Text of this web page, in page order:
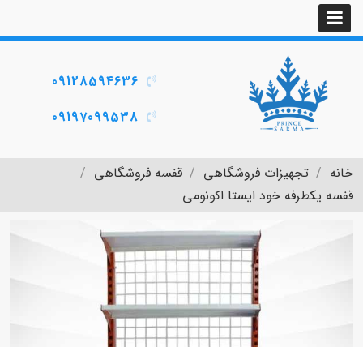
09128594636
09197099538
خانه تجهیزات فروشگاهی
قفسه فروشگاهی
قفسه یکطرفه خود ایستا اکونومی